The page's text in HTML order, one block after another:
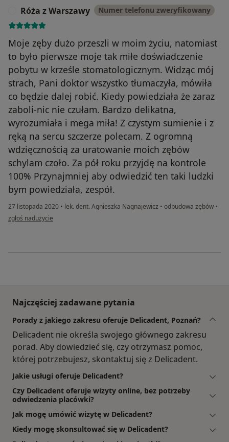
Róża z Warszawy Numer telefonu zweryfikowany
Moje zęby dużo przeszli w moim życiu, natomiast
to było pierwsze moje tak miłe doświadczenie
pobytu w krześle stomatologicznym. Widząc mój
strach, Pani doktor wszystko tłumaczyła, mówiła
co będzie dalej robić. Kiedy powiedziała że zaraz
zaboli-nic nie czułam. Bardzo delikatna,
wyrozumiała i mega miła! Z czystym sumienie i z
ręką na sercu szczerze polecam. Z ogromną
wdzięcznością za uratowanie moich zębów
schylam czoło. Za pół roku przyjdę na kontrole
100% Przynajmniej aby odwiedzić ten taki ludzki
bym powiedziała, zespół.
27 listopada 2020 • lek. dent. Agnieszka Nagnajewicz • odbudowa zębów •
w opinii użytkownika Róża z Warszawy
zgłoś nadużycie
Najczęściej zadawane pytania
Porady z jakiego zakresu oferuje Delicadent, Poznań?
Delicadent nie określa swojego głównego zakresu
porad. Aby dowiedzieć się, czy otrzymasz pomoc,
której potrzebujesz, skontaktuj się z Delicadent.
Jakie usługi oferuje Delicadent?
Czy Delicadent oferuje wizyty online, bez potrzeby
odwiedzenia placówki?
Jak mogę umówić wizytę w Delicadent?
Kiedy mogę skonsultować się w Delicadent?